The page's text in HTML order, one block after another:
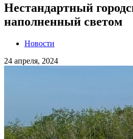
Нестандартный
наполненный светом
Новости
24 апреля, 2024